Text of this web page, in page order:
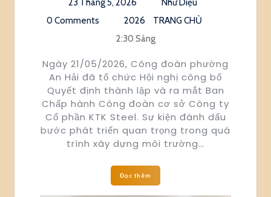
23 Tháng 5, 2026
Như Diệu
0 Comments
2026
TRANG CHỦ
2:30 Sáng
Ngày 21/05/2026, Công đoàn phường
An Hải đã tổ chức Hội nghị công bố
Quyết định thành lập và ra mắt Ban
Chấp hành Công đoàn cơ sở Công ty
Cổ phần KTK Steel. Sự kiện đánh dấu
bước phát triển quan trọng trong quá
trình xây dựng môi trường…
Đọc thêm